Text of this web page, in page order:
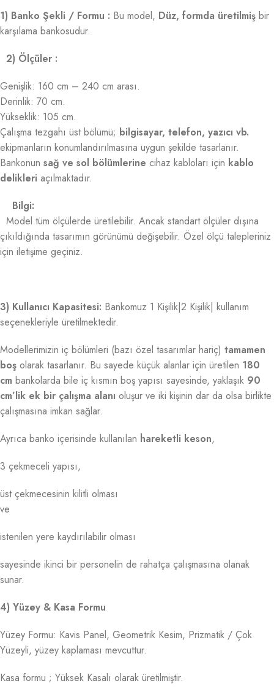
1) Banko Şekli / Formu : Bu model, Düz, formda üretilmiş bir
karşılama bankosudur.
2) Ölçüler :
Genişlik: 160 cm – 240 cm arası.
Derinlik: 70 cm.
Yükseklik: 105 cm.
Çalışma tezgahı üst bölümü; bilgisayar, telefon, yazıcı vb.
ekipmanların konumlandırılmasına uygun şekilde tasarlanır.
Bankonun sağ ve sol bölümlerine cihaz kabloları için kablo
delikleri açılmaktadır.
Bilgi:
Model tüm ölçülerde üretilebilir. Ancak standart ölçüler dışına
çıkıldığında tasarımın görünümü değişebilir. Özel ölçü talepleriniz
için iletişime geçiniz.
3) Kullanıcı Kapasitesi: Bankomuz 1 Kişilik|2 Kişilik| kullanım
seçenekleriyle üretilmektedir.
Modellerimizin iç bölümleri (bazı özel tasarımlar hariç) tamamen
boş olarak tasarlanır. Bu sayede küçük alanlar için üretilen 180
cm bankolarda bile iç kısmın boş yapısı sayesinde, yaklaşık 90
cm’lik ek bir çalışma alanı oluşur ve iki kişinin dar da olsa birlikte
çalışmasına imkan sağlar.
Ayrıca banko içerisinde kullanılan hareketli keson,
3 çekmeceli yapısı,
üst çekmecesinin kilitli olması
ve
istenilen yere kaydırılabilir olması
sayesinde ikinci bir personelin de rahatça çalışmasına olanak
sunar.
4) Yüzey & Kasa Formu
Yüzey Formu: Kavis Panel, Geometrik Kesim, Prizmatik / Çok
Yüzeyli, yüzey kaplaması mevcuttur.
Kasa formu ; Yüksek Kasalı olarak üretilmiştir.